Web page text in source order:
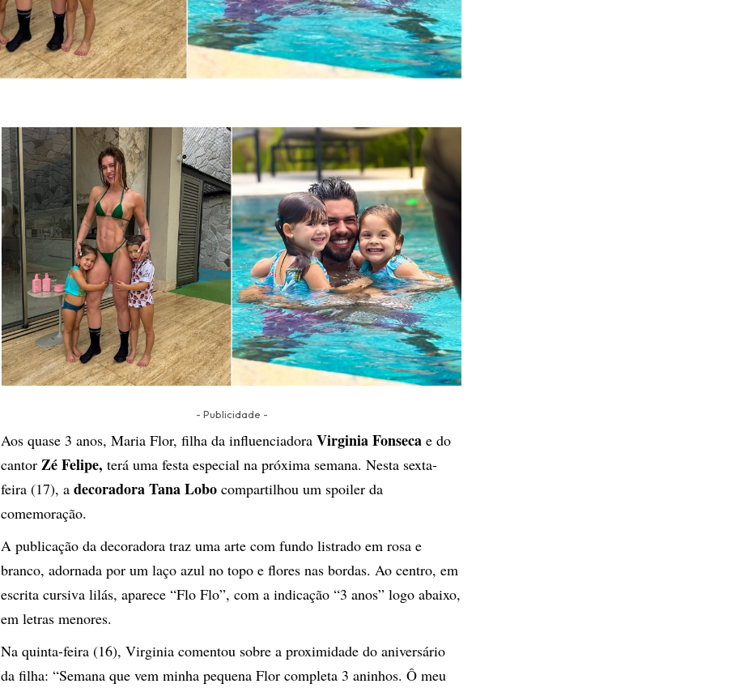
- Publicidade -
Aos quase 3 anos, Maria Flor, filha da influenciadora Virginia Fonseca e do
cantor Zé Felipe, terá uma festa especial na próxima semana. Nesta sexta-
feira (17), a decoradora Tana Lobo compartilhou um spoiler da
comemoração.
A publicação da decoradora traz uma arte com fundo listrado em rosa e
branco, adornada por um laço azul no topo e flores nas bordas. Ao centro, em
escrita cursiva lilás, aparece “Flo Flo”, com a indicação “3 anos” logo abaixo,
em letras menores.
Na quinta-feira (16), Virginia comentou sobre a proximidade do aniversário
da filha: “Semana que vem minha pequena Flor completa 3 aninhos. Ô meu